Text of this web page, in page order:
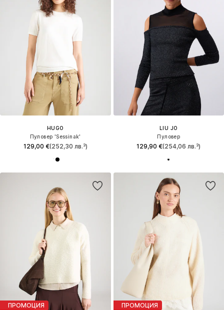
HUGO
Пуловер 'Sessinak'
129,00 €(252,30 лв.³)
LIU JO
Пуловер
129,90 €(254,06 лв.³)
ПРОМОЦИЯ ПРОМОЦИЯ